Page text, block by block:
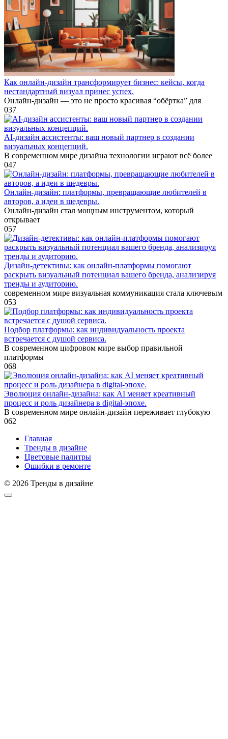
Как онлайн-дизайн трансформирует бизнес: кейсы, когда
нестандартный визуал принес успех.
Онлайн-дизайн — это не просто красивая “обёртка” для
037
AI-дизайн ассистенты: ваш новый партнер в создании
визуальных концепций.
В современном мире дизайна технологии играют всё более
047
Онлайн-дизайн: платформы, превращающие любителей в
авторов, а идеи в шедевры.
Онлайн-дизайн стал мощным инструментом, который
открывает
057
Дизайн-детективы: как онлайн-платформы помогают
раскрыть визуальный потенциал вашего бренда, анализируя
тренды и аудиторию.
современном мире визуальная коммуникация стала ключевым
053
Подбор платформы: как индивидуальность проекта
встречается с душой сервиса.
В современном цифровом мире выбор правильной
платформы
068
Эволюция онлайн-дизайна: как AI меняет креативный
процесс и роль дизайнера в digital-эпохе.
В современном мире онлайн-дизайн переживает глубокую
062
Главная
Тренды в дизайне
Цветовые палитры
Ошибки в ремонте
© 2026 Тренды в дизайне